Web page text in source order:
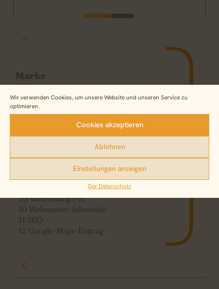
Wir verwenden Cookies, um unsere Website und unseren Service zu
optimieren.
Cookies akzeptieren
Ablehnen
Einstellungen anzeigen
Der Datenschutz
0 12345
Marke
01 Beratung
02 Markenkern
03 Firmierung
09 Webhosting Pro
10 Webmaster-Jahresabo
11 SEO
12 Google-Maps-Eintrag
}